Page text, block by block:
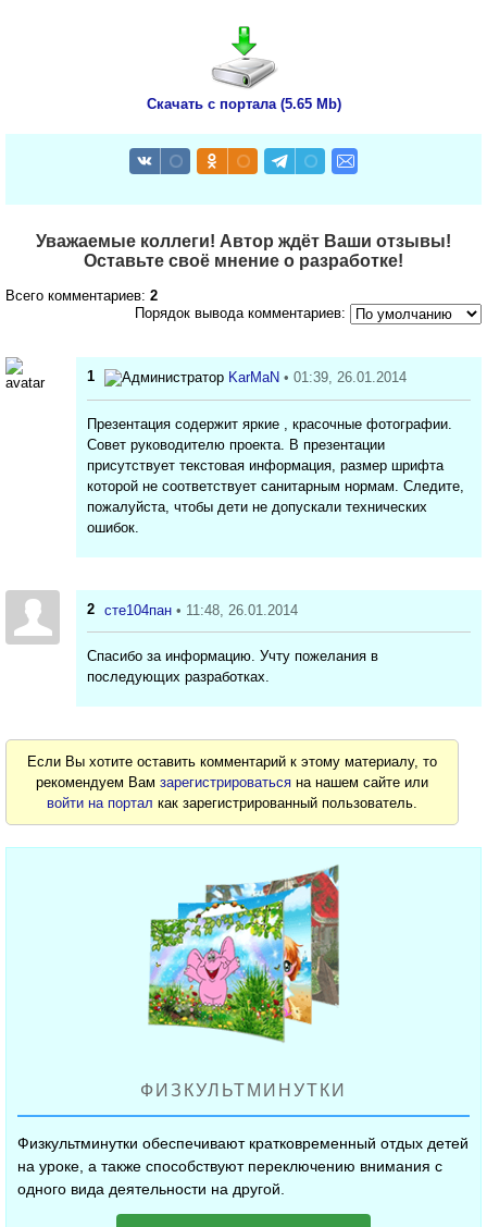
Скачать с портала (5.65 Mb)
Уважаемые коллеги! Автор ждёт Ваши отзывы!
Оставьте своё мнение о разработке!
Всего комментариев: 2
Порядок вывода комментариев:
1 KarMaN • 01:39, 26.01.2014
Презентация содержит яркие , красочные фотографии.
Совет руководителю проекта. В презентации
присутствует текстовая информация, размер шрифта
которой не соответствует санитарным нормам. Следите,
пожалуйста, чтобы дети не допускали технических
ошибок.
2 сте104пан • 11:48, 26.01.2014
Спасибо за информацию. Учту пожелания в
последующих разработках.
Если Вы хотите оставить комментарий к этому материалу, то
рекомендуем Вамзарегистрироваться на нашем сайте или
войти на портал как зарегистрированный пользователь.
ФИЗКУЛЬТМИНУТКИ
Физкультминутки обеспечивают кратковременный отдых детей
на уроке, а также способствуют переключению внимания с
одного вида деятельности на другой.